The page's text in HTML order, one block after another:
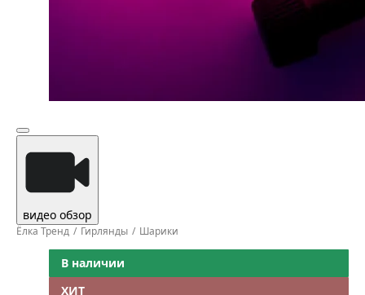
видео обзор
Ёлка Тренд Гирлянды Шарики
В наличии
ХИТ